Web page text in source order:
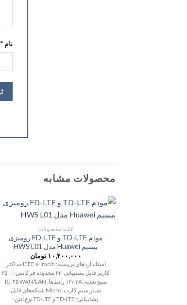
نام *
محصولات مشابه
کلیه محصولات
مودم TD-LTE و FD-LTE رومیزی
بیسیم Huawei مدل HWS L01
۱۰,۴۰۰,۰۰۰ تومان
استانداردهای بی‌سیم: IEEE ۸۰۲ac/n حداکثر
کاربر قابل پشتیبانی: ۴۲ محدوده فرکانس: ۳۵۰۰
منبع تغذیه: ۱۲v ۲A رابط‌ها: RJ-۴۵ WAN/LAN
شیار سیم کارت: Micro شبکه‌های قابل
پشتیبانی: TD-LTE و FD-LTE نوع آنتن: